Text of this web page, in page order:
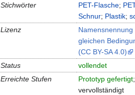
Stichwörter
PET-Flasche; PET
Schnur; Plastik;
Lizenz
gleichen
(CC BY-SA 4.0)
Status
vollendet
Erreichte Stufen
Prototyp gefertigt
vervollständigt